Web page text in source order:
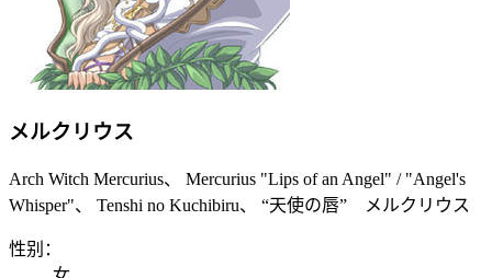
メルクリウス
Arch Witch Mercurius、 Mercurius "Lips of an Angel" / "Angel's
Whisper"、 Tenshi no Kuchibiru、 “天使の唇” メルクリウス
性别：